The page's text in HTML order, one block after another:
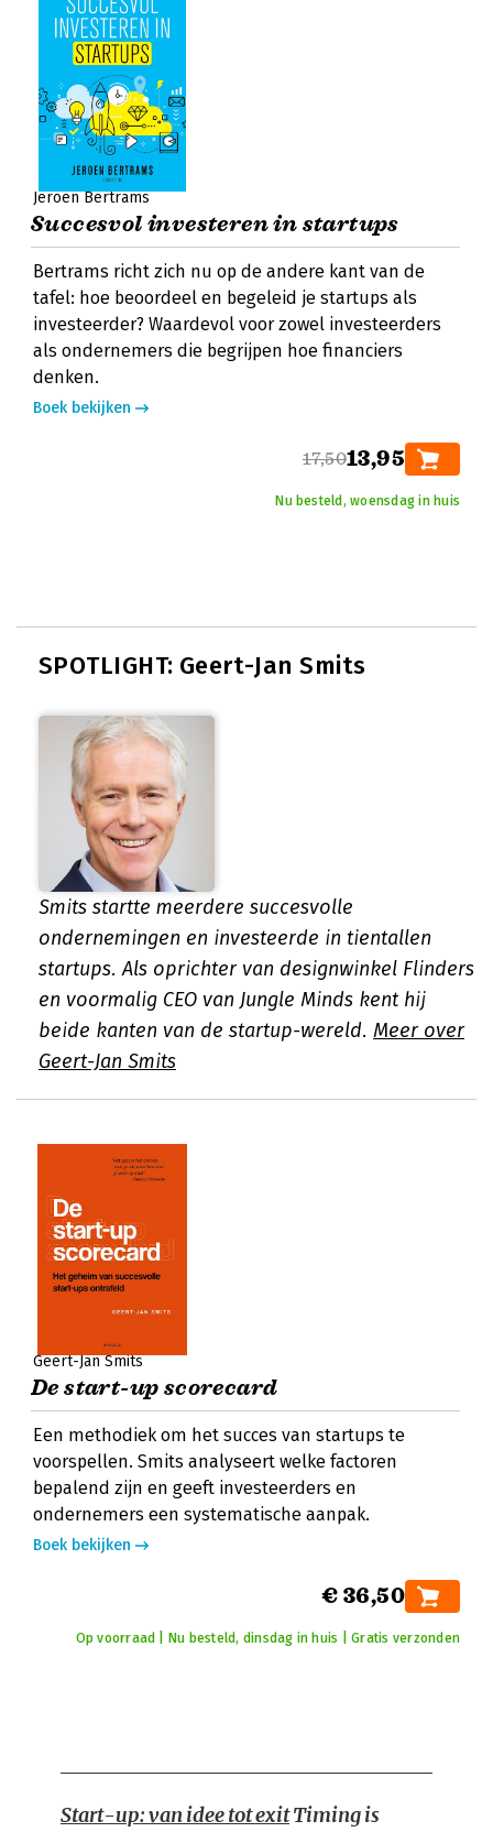
Jeroen Bertrams
Succesvol investeren in startups
Bertrams richt zich nu op de andere kant van de
tafel: hoe beoordeel en begeleid je startups als
investeerder? Waardevol voor zowel investeerders
als ondernemers die begrijpen hoe financiers
denken.
Boek bekijken
17,5013,95
Nu besteld, woensdag in huis
SPOTLIGHT: Geert-Jan Smits
Smits startte meerdere succesvolle
ondernemingen en investeerde in tientallen
startups. Als oprichter van designwinkel Flinders
en voormalig CEO van Jungle Minds kent hij
beide kanten van de startup-wereld. Meer over
Geert-Jan Smits
Geert-Jan Smits
De start-up scorecard
Een methodiek om het succes van startups te
voorspellen. Smits analyseert welke factoren
bepalend zijn en geeft investeerders en
ondernemers een systematische aanpak.
Boek bekijken
€ 36,50
Op voorraad | Nu besteld, dinsdag in huis | Gratis verzonden
Start-up: van idee tot exitTiming is